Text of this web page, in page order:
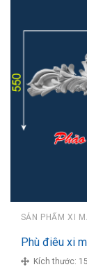
SẢN PHẨM XI
Phù điêu xi
Kích thước: